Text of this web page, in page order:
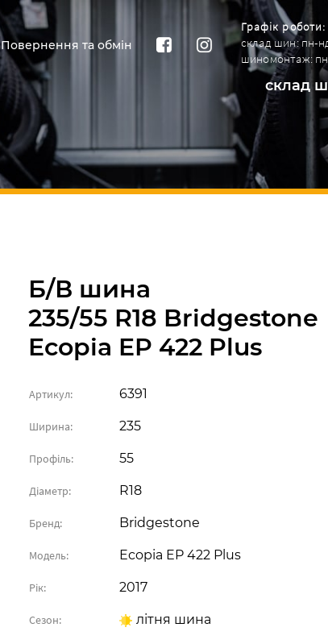
Повернення та обмін
Графік роботи:
склад шин: пн-
шиномонтаж:
склад
склад
+38096
+38068
Б/В шина
235/55 R18 Bridgestone
Ecopia EP 422 Plus
Артикул: 6391
Ширина: 235
Профіль: 55
Діаметр: R18
Бренд: Bridgestone
Модель: Ecopia EP 422 Plus
Рік: 2017
Сезон: літня шина